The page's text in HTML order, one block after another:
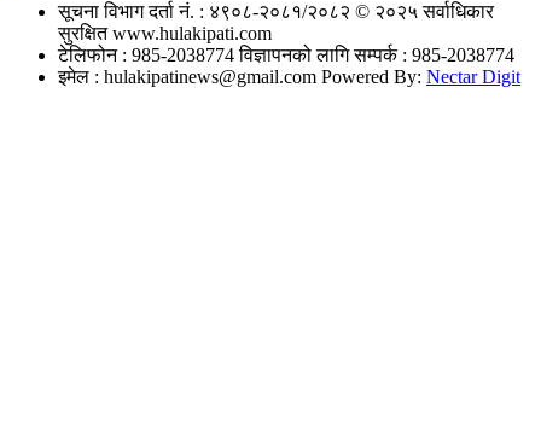
सूचना विभाग दर्ता नं. : ४९०८-२०८१/२०८२ © २०२५ सर्वाधिकार
सुरक्षित www.hulakipati.com
टेलिफोन : 985-2038774विज्ञापनको लागि सम्पर्क : 985-2038774
इमेल : hulakipatinews@gmail.com Powered By: Nectar Digit